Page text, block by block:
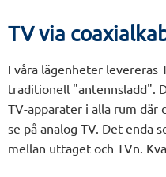
TV via
I våra lägenheter levereras
traditionell "antennsladd".
TV-apparater i alla rum
se på analog TV. Det enda
mellan uttaget och TVn.